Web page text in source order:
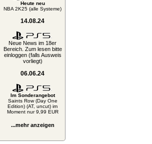
Heute neu
NBA 2K25 (alle Systeme)
14.08.24
Neue News im 18er
Bereich. Zum lesen bitte
einloggen (falls Ausweis
vorliegt)
06.06.24
Im Sonderangebot
Saints Row (Day One
Edition) (AT, uncut) im
Moment nur 9,99 EUR
...mehr anzeigen